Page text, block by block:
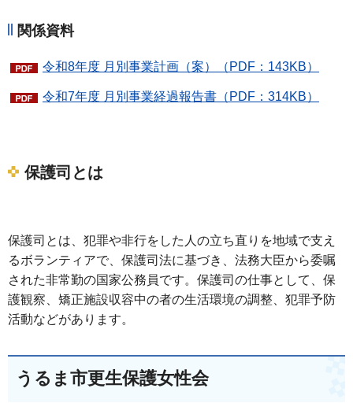
関係資料
令和8年度 月別事業計画（案）（PDF：143KB）
令和7年度 月別事業経過報告書（PDF：314KB）
保護司とは
保護司とは、犯罪や非行をした人の立ち直りを地域で支え
るボランティアで、保護司法に基づき、法務大臣から委嘱
された非常勤の国家公務員です。保護司の仕事として、保
護観察、矯正施設収容中の者の生活環境の調整、犯罪予防
活動などがあります。
うるま市更生保護女性会